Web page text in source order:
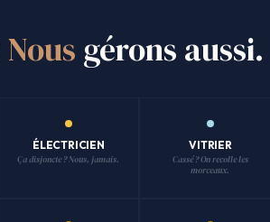
Nous gérons aussi.
ÉLECTRICIEN
Ça disjoncte ? Nous, jamais.
VITRIER
Cassé ? On recolle les
morceaux.